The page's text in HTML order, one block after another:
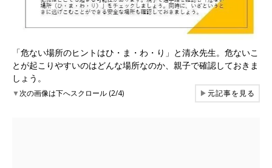
「危ない場所のヒントはひ・ま・わ・り」と清永先生。危ないこ
とが起こりやすいのはどんな場所なのか、親子で確認しておきま
しょう。
▼次の画像は下へスクロール (2/4) ▶元記事を見る